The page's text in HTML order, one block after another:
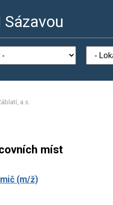
a.s.
míst
(m/ž)